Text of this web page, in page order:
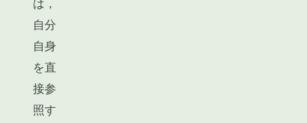
は，
自分
自身
を直
接参
照す